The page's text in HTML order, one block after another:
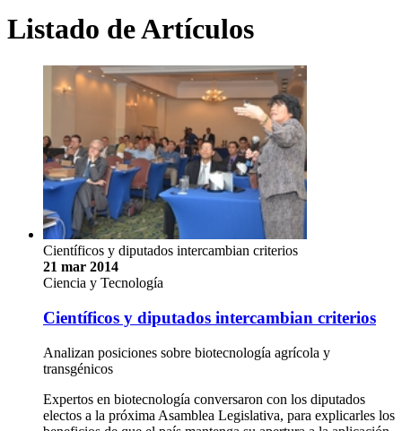
Listado de Artículos
Científicos y diputados intercambian criterios
21 mar 2014
Ciencia y Tecnología
Científicos y diputados intercambian criterios
Analizan posiciones sobre biotecnología agrícola y
transgénicos
Expertos en biotecnología conversaron con los diputados
electos a la próxima Asamblea Legislativa, para explicarles los